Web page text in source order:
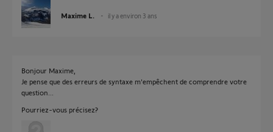
Maxime L. il y a environ 3 ans
Bonjour Maxime,
Je pense que des erreurs de syntaxe m'empêchent de comprendre votre
question...
Pourriez-vous précisez?